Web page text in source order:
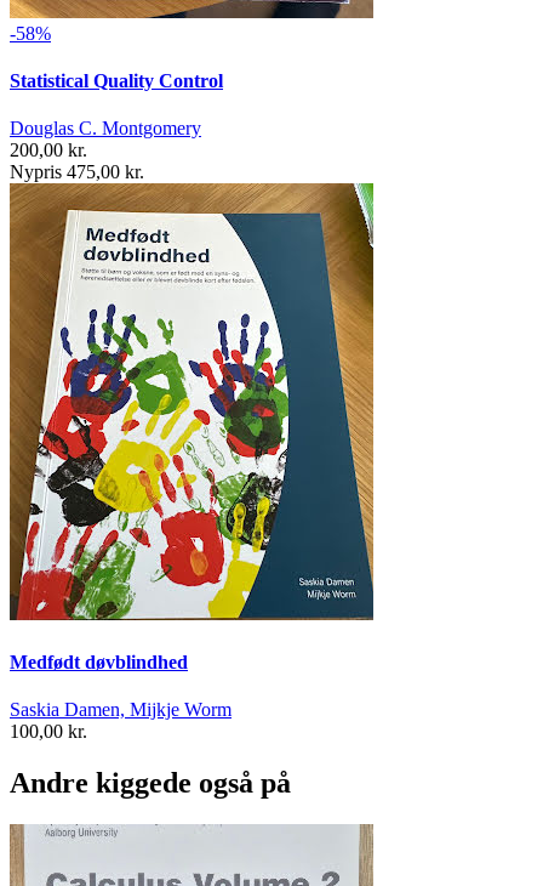
-58%
Statistical Quality Control
Douglas C. Montgomery
200,00 kr.
Nypris 475,00 kr.
Medfødt døvblindhed
Saskia Damen, Mijkje Worm
100,00 kr.
Andre kiggede også på